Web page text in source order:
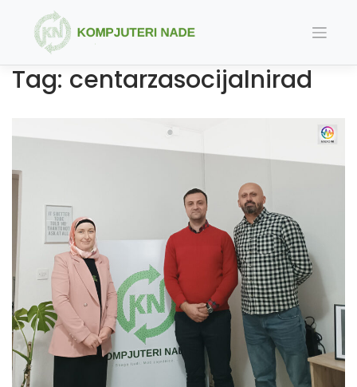
content
Tag: centarzasocijalnirad